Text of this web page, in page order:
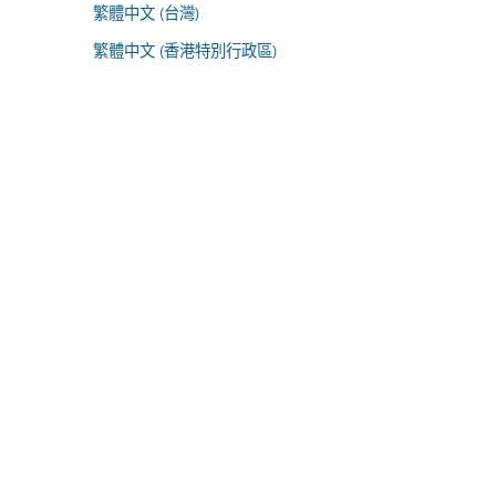
繁體中文 (台灣)
繁體中文 (香港特別行政區)